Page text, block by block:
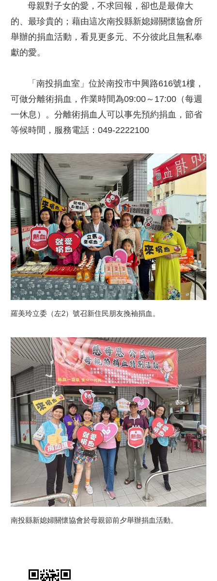
母親對子女的愛，不求回報，卻也是最偉大
的、最珍貴的；藉由這次南投縣新媳婦關懷協會所
舉辦的捐血活動，看見更多元、不分彼此且無私奉
獻的愛。
「南投捐血室」位於南投市中興路616號1樓，
可做分離術捐血，作業時間為09:00～17:00（每週
一休息）。分離術捐血人可以事先預約捐血，節省
等候時間，服務電話：049-2222100
羅美玲立委（左2）號召新住民朋友挽袖捐血。
南投縣新媳婦關懷協會於母親節前夕舉辦捐血活動。